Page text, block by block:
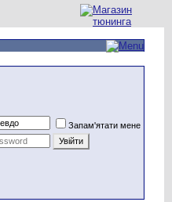
Запам'ятати мене